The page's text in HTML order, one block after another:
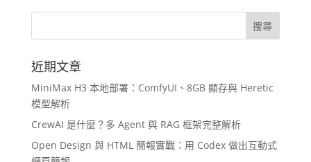
近期文章
MiniMax H3 本地部署：ComfyUI、8GB 顯存與 Heretic
模型解析
CrewAI 是什麼？多 Agent 與 RAG 框架完整解析
Open Design 與 HTML 簡報實戰：用 Codex 做出互動式